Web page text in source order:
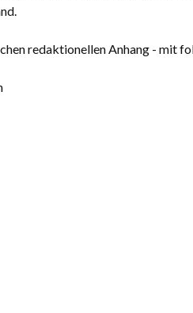
redaktionellen Anhang - mit